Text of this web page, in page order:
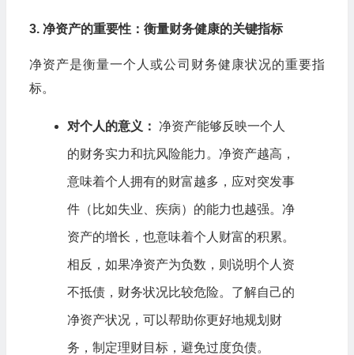
3. 净资产的重要性：衡量财务健康的关键指标
净资产是衡量一个人或公司财务健康状况的重要指
标。
对个人的意义： 净资产能够反映一个人
的财务实力和抗风险能力。净资产越高，
意味着个人拥有的财富越多，应对突发事
件（比如失业、疾病）的能力也越强。净
资产的增长，也意味着个人财富的积累。
相反，如果净资产为负数，则说明个人资
不抵债，财务状况比较危险。了解自己的
净资产状况，可以帮助你更好地规划财
务，制定理财目标，避免过度负债。